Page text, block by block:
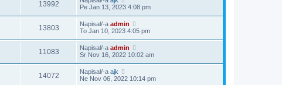
13992
Pe Jan 13, 2023 4:08 pm
13803 Napisal/-a admin
To Jan 10, 2023 4:05 pm
11083 Napisal/-a admin
Sr Nov 16, 2022 10:02 am
14072 Napisal/-a ajk
Ne Nov 06, 2022 10:14 pm